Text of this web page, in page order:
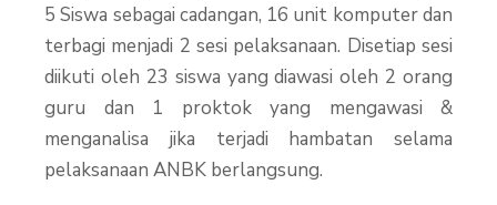
5 Siswa sebagai cadangan, 16 unit komputer dan
terbagi menjadi 2 sesi pelaksanaan. Disetiap sesi
diikuti oleh 23 siswa yang diawasi oleh 2 orang
guru dan 1 proktok yang mengawasi &
menganalisa jika terjadi hambatan selama
pelaksanaan ANBK berlangsung.